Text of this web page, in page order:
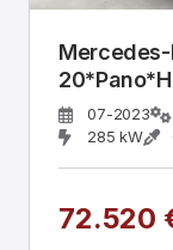
Mercedes-
07-2023
285 kW
72.520